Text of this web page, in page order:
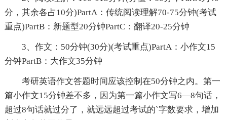
分，其余各占10分)PartA：传统阅读理解70-75分钟(考试
重点)PartB：新题型20分钟PartC：翻译20-25分钟
3、作文：50分钟(30分)(考试重点)PartA：小作文15
分钟PartB：大作文35分钟
考研英语作文答题时间应该控制在50分钟之内。第一
篇小作文15分钟差不多，因为第一篇小作文写6—8句话，
超过8句话就过分了，就远远超过考试的`字数要求，增加